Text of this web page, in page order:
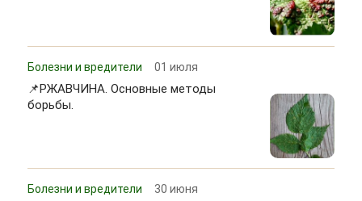
Болезни и вредители 01 июля
📌РЖАВЧИНА. Основные методы
борьбы.
Болезни и вредители 30 июня